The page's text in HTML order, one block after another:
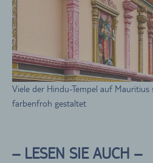
Viele der Hindu-Tempel auf
farbenfroh gestaltet
– LESEN SIE AUCH –